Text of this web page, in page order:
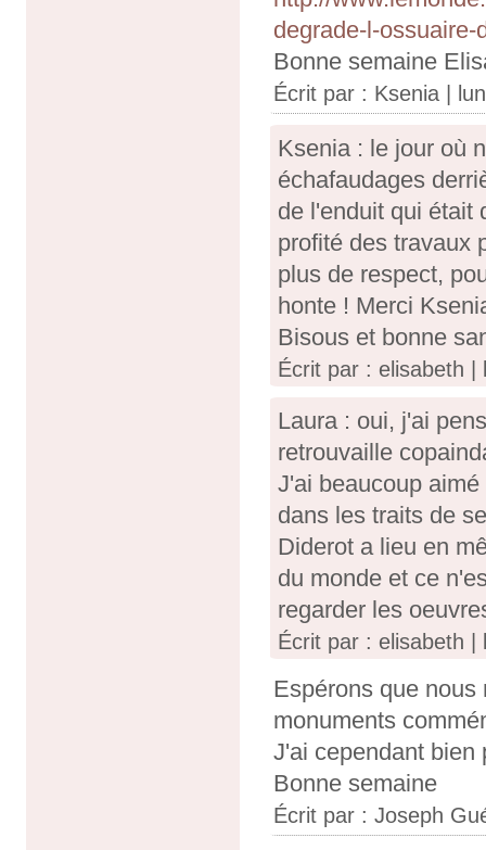
degrade-l-
Bonne semaine
Écrit par : Ksenia |
Ksenia : le jour où
échafaudages
de l'enduit qui était
profité des travaux
plus de respect,
honte ! Merci
Bisous et bonne
Écrit par : elisabeth |
Laura : oui, j'ai
retrouvaille
J'ai beaucoup
dans les traits de
Diderot a lieu en
du monde et ce
regarder les
Écrit par : elisabeth |
Espérons que
monuments
J'ai cependant bien
Bonne semaine
Écrit par : Joseph